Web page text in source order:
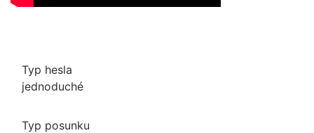
Typ hesla
jednoduché
Typ posunku